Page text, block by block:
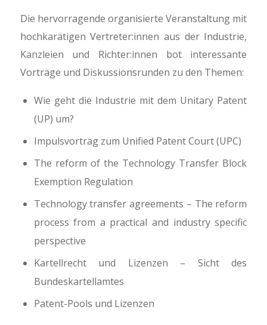
Die hervorragende organisierte Veranstaltung mit
hochkarätigen Vertreter:innen aus der Industrie,
Kanzleien und Richter:innen bot interessante
Vorträge und Diskussionsrunden zu den Themen:
Wie geht die Industrie mit dem Unitary Patent
(UP) um?
Impulsvortrag zum Unified Patent Court (UPC)
The reform of the Technology Transfer Block
Exemption Regulation
Technology transfer agreements – The reform
process from a practical and industry specific
perspective
Kartellrecht und Lizenzen – Sicht des
Bundeskartellamtes
Patent-Pools und Lizenzen